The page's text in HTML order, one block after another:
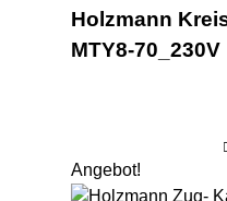
Holzmann
MTY8-70_230V
Angebot!